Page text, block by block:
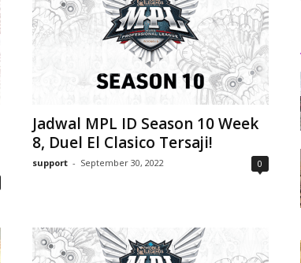
Jadwal MPL ID Season 10 Week
8, Duel El Clasico Tersaji!
support - September 30, 2022 0